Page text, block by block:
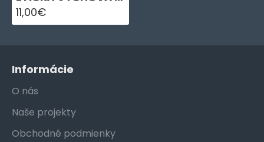
11,00€
Informácie
O nás
Naše projekty
Obchodné podmienky